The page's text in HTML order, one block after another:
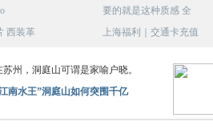
西装革
要的就是这种质感 全
上海福利｜交通卡充值
苏州，洞庭山可谓是家喻户晓。
南水王”洞庭山如何突围千亿